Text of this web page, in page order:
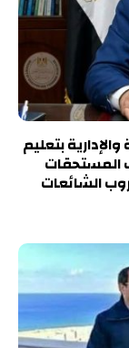
بتعليم
المستحقات
الشائعات